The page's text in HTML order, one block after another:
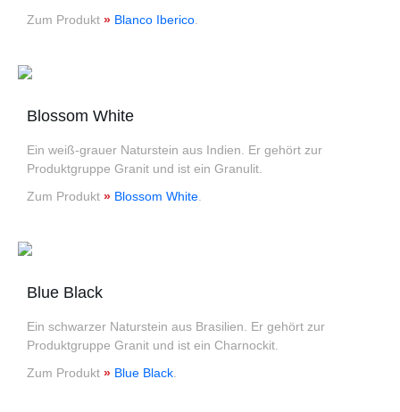
Zum Produkt » Blanco Iberico
Blossom White
Ein weiß-grauer Naturstein aus Indien. Er gehört zur
Produktgruppe Granit und ist ein Granulit.
Zum Produkt » Blossom White
Blue Black
Ein schwarzer Naturstein aus Brasilien. Er gehört zur
Produktgruppe Granit und ist ein Charnockit.
Zum Produkt » Blue Black